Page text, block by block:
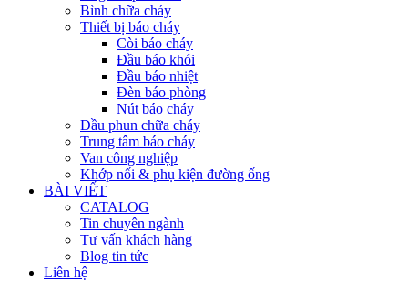
Bình chữa cháy
Thiết bị báo cháy
Còi báo cháy
Đầu báo khói
Đầu báo nhiệt
Đèn báo phòng
Nút báo cháy
Đầu phun chữa cháy
Trung tâm báo cháy
Van công nghiệp
Khớp nối & phụ kiện đường ống
BÀI VIẾT
CATALOG
Tin chuyên ngành
Tư vấn khách hàng
Blog tin tức
Liên hệ